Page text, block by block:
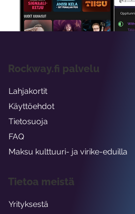
viikon ajaksi.
Rockway.fi palvelu
Lahjakortit
Käyttöehdot
Tietosuoja
FAQ
Maksu kulttuuri- ja virike-eduilla
Tietoa meistä
Yrityksestä